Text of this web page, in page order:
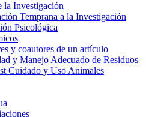
la Investigación
Temprana a la Investigación
Psicológica
y coautores de un artículo
y Manejo Adecuado de Residuos
Cuidado y Uso Animales